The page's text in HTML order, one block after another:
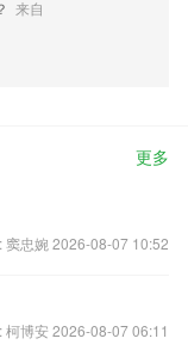
来自
更多
窦忠婉 2026-08-07 10:52
柯博安 2026-08-07 06:11